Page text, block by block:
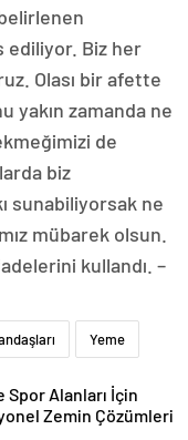
ediliyor. Biz her
Olası bir afette
yakın zamanda ne
de
biz
sunabiliyorsak ne
mübarek olsun.
kullandı. –
Yeme
Spor Alanları İçin
Zemin Çözümleri